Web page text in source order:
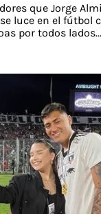
que Jorge
luce en el fútbol
por todos lados...